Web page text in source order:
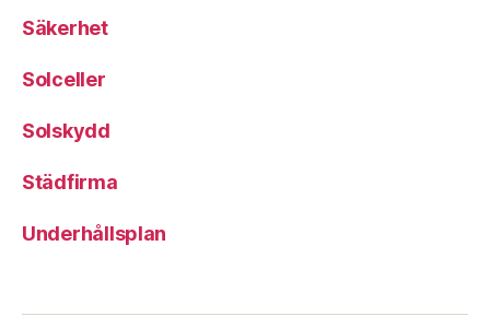
Säkerhet
Solceller
Solskydd
Städfirma
Underhållsplan